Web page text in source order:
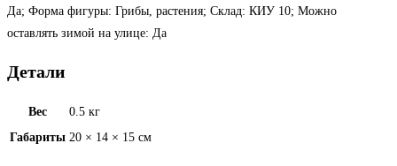
Да; Форма фигуры: Грибы, растения; Склад: КИУ 10; Можно
оставлять зимой на улице: Да
Детали
Вес
0.5 кг
Габариты 20 × 14 × 15 см